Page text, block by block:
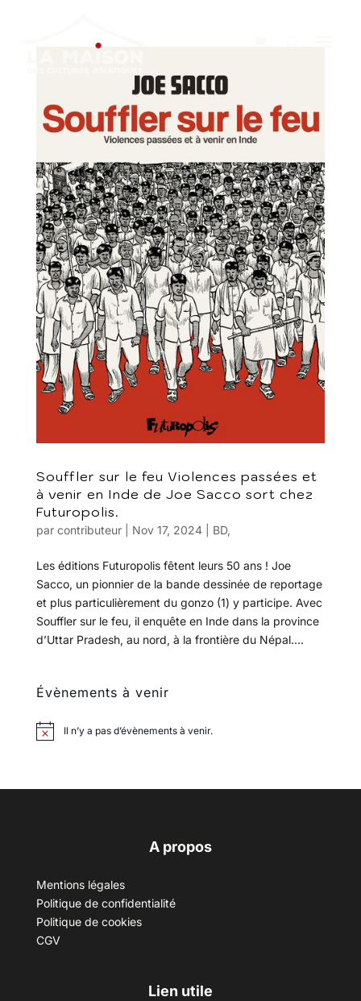
Souffler sur le feu Violences passées et
à venir en Inde de Joe Sacco sort chez
Futuropolis.
par contributeur| Nov 17, 2024| BD,
Les éditions Futuropolis fêtent leurs 50 ans ! Joe
Sacco, un pionnier de la bande dessinée de reportage
et plus particulièrement du gonzo (1) y participe. Avec
Souffler sur le feu, il enquête en Inde dans la province
d’Uttar Pradesh, au nord, à la frontière du Népal....
Évènements à venir
Il n’y a pas d’évènements à venir.
A propos
Mentions légales
Politique de confidentialité
Politique de cookies
CGV
Lien utile